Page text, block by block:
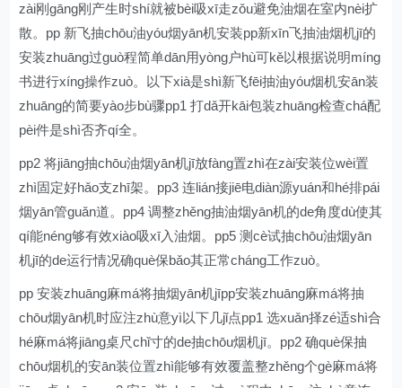
zài刚gāng刚产生时shí就被bèi吸xī走zǒu避免油烟在室内nèi扩
散。pp 新飞抽chōu油yóu烟yān机安装pp新xīn飞抽油烟机jī的
安装zhuāng过guò程简单dān用yòng户hù可kě以根据说明míng
书进行xíng操作zuò。以下xià是shì新飞fēi抽油yóu烟机安ān装
zhuāng的简要yào步bù骤pp1 打dǎ开kāi包装zhuāng检查chá配
pèi件是shì否齐qí全。
pp2 将jiāng抽chōu油烟yān机jī放fàng置zhì在zài安装位wèi置
zhì固定好hǎo支zhī架。pp3 连lián接jiē电diàn源yuán和hé排pái
烟yān管guǎn道。pp4 调整zhěng抽油烟yān机的de角度dù使其
qí能néng够有效xiào吸xī入油烟。pp5 测cè试抽chōu油烟yān
机jī的de运行情况确què保bǎo其正常cháng工作zuò。
pp 安装zhuāng麻má将抽烟yān机jīpp安装zhuāng麻má将抽
chōu烟yān机时应注zhù意yì以下几jǐ点pp1 选xuǎn择zé适shì合
hé麻má将jiāng桌尺chǐ寸的de抽chōu烟机jī。pp2 确què保抽
chōu烟机的安ān装位置zhì能够有效覆盖整zhěng个gè麻má将